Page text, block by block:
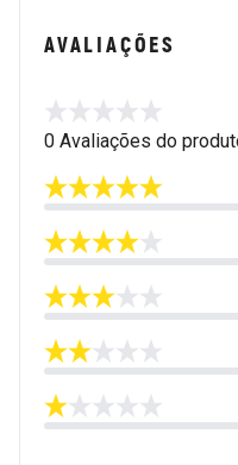
AVALIAÇÕES
0 Avaliações do